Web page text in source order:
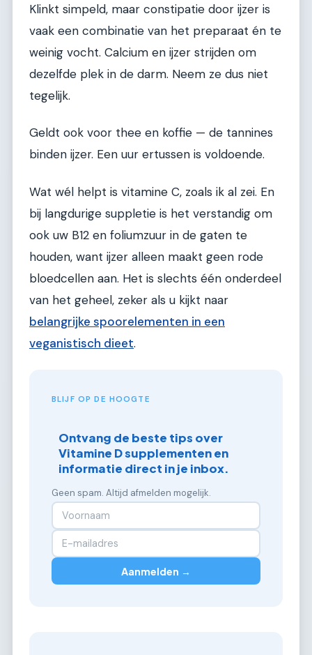
Klinkt simpeld, maar constipatie door ijzer is
vaak een combinatie van het preparaat én te
weinig vocht. Calcium en ijzer strijden om
dezelfde plek in de darm. Neem ze dus niet
tegelijk.
Geldt ook voor thee en koffie — de tannines
binden ijzer. Een uur ertussen is voldoende.
Wat wél helpt is vitamine C, zoals ik al zei. En
bij langdurige suppletie is het verstandig om
ook uw B12 en foliumzuur in de gaten te
houden, want ijzer alleen maakt geen rode
bloedcellen aan. Het is slechts één onderdeel
van het geheel, zeker als u kijkt naar
belangrijke spoorelementen in een
veganistisch dieet.
BLIJF OP DE HOOGTE
Ontvang de beste tips over
Vitamine D supplementen en
informatie direct in je inbox.
Geen spam. Altijd afmelden mogelijk.
Aanmelden →